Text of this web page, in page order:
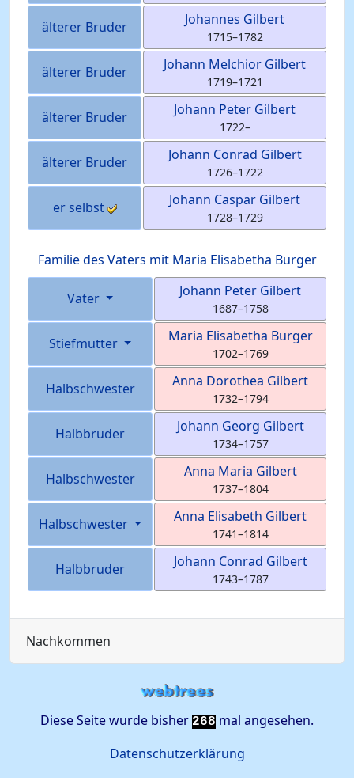
älterer Bruder Johannes Gilbert
1715–1782
älterer Bruder Johann Melchior Gilbert
1719–1721
älterer Bruder Johann Peter Gilbert
1722–
älterer Bruder Johann Conrad Gilbert
1726–1722
er selbst Johann Caspar Gilbert
1728–1729
Familie des Vaters mit Maria Elisabetha Burger
Vater Johann Peter Gilbert
1687–1758
Stiefmutter Maria Elisabetha Burger
1702–1769
Halbschwester Anna Dorothea Gilbert
1732–1794
Halbbruder Johann Georg Gilbert
1734–1757
Halbschwester Anna Maria Gilbert
1737–1804
Halbschwester Anna Elisabeth Gilbert
1741–1814
Halbbruder Johann Conrad Gilbert
1743–1787
Nachkommen
Diese Seite wurde bisher 268 mal angesehen.
Datenschutzerklärung